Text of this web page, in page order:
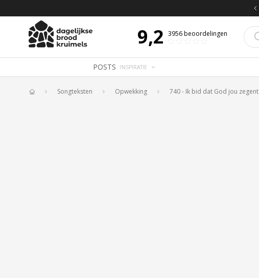
9,2 3956beoordelingen
POSTS INSPIRATIE
Songteksten Opwekking 740 - Ik bid dat God jou zegent